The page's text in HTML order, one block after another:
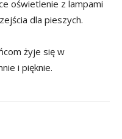
oświetlenie z lampami
dla pieszych.
żyje się w
i pięknie.